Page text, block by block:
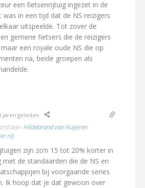
een fietsenrijtuig ingezet in de
was in een tijd dat de NS reizigers
uitspeelde. Tot zover de
gemene fietsers die de reizigers
een royale oude NS die op
na, beide groepen als
jaren geleden
aan Hildebrand van Kuijeren
zijn zo’n 15 tot 20% korter in
met de standaarden die de NS en
bij voorgaande series
Ik hoop dat je dat gewoon over